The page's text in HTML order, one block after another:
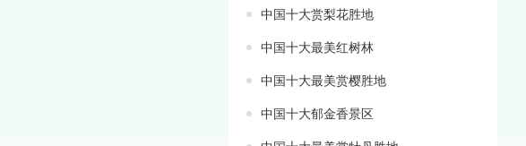
中国十大赏梨花胜地
中国十大最美红树林
中国十大最美赏樱胜地
中国十大郁金香景区